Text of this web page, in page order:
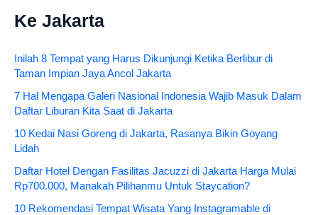
Ke Jakarta
Inilah 8 Tempat yang Harus Dikunjungi Ketika Berlibur di
Taman Impian Jaya Ancol Jakarta
7 Hal Mengapa Galeri Nasional Indonesia Wajib Masuk Dalam
Daftar Liburan Kita Saat di Jakarta
10 Kedai Nasi Goreng di Jakarta, Rasanya Bikin Goyang
Lidah
Daftar Hotel Dengan Fasilitas Jacuzzi di Jakarta Harga Mulai
Rp700.000, Manakah Pilihanmu Untuk Staycation?
10 Rekomendasi Tempat Wisata Yang Instagramable di